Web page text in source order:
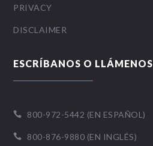
PRIVACY
DISCLAIMER
ESCRÍBANOS O LLÁMENOS
 800-972-5442 (EN ESPAÑOL)
 800-876-9880 (EN INGLÉS)